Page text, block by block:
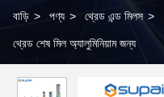
বাড়ি > পণ্য > থ্রেড এন্ড মিলস >
থ্রেড শেষ মিল অ্যালুমিনিয়াম জন্য